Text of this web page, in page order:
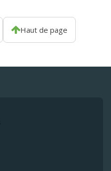
Haut de page